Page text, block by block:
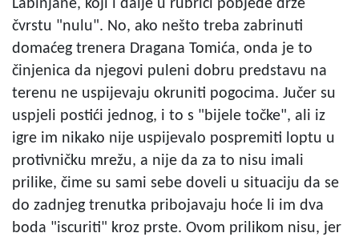
Labinjane, koji i dalje u rubrici pobjede drže
čvrstu "nulu". No, ako nešto treba zabrinuti
domaćeg trenera Dragana Tomića, onda je to
činjenica da njegovi puleni dobru predstavu na
terenu ne uspijevaju okruniti pogocima. Jučer su
uspjeli postići jednog, i to s "bijele točke", ali iz
igre im nikako nije uspijevalo pospremiti loptu u
protivničku mrežu, a nije da za to nisu imali
prilike, čime su sami sebe doveli u situaciju da se
do zadnjeg trenutka pribojavaju hoće li im dva
boda "iscuriti" kroz prste. Ovom prilikom nisu, jer